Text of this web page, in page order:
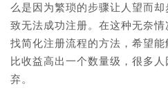
么是因为繁琐的步骤让人望而
致无法成功注册。在这种无奈
找简化注册流程的方法，希望
比收益高出一个数量级，很多
弃。